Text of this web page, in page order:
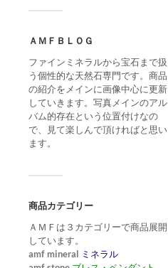
ＡＭＦＢＬＯＧ
ファインミネラルから宝石まで扱
う個性的な天然石専門です。商品
の紹介をメインに画像中心に更新
していきます。写真メインのアル
バム的存在という位置付けなの
で、見て楽しんで頂ければと思い
ます。
商品カテゴリー
ＡＭＦは３カテゴリーで商品展開
しています。
amf mineral ミネラル